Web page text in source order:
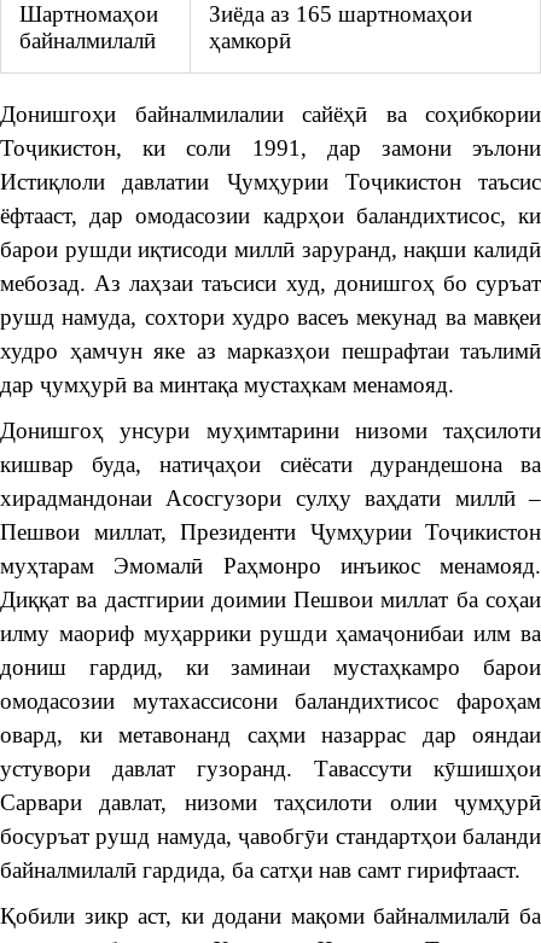
Шартномаҳои
байналмилалӣ
Зиёда аз 165 шартномаҳои
ҳамкорӣ
Донишгоҳи байналмилалии сайёҳӣ ва соҳибкории
Тоҷикистон, ки соли 1991, дар замони эълони
Истиқлоли давлатии Ҷумҳурии Тоҷикистон таъсис
ёфтааст, дар омодасозии кадрҳои баландихтисос, ки
барои рушди иқтисоди миллӣ заруранд, нақши калидӣ
мебозад. Аз лаҳзаи таъсиси худ, донишгоҳ бо суръат
рушд намуда, сохтори худро васеъ мекунад ва мавқеи
худро ҳамчун яке аз марказҳои пешрафтаи таълимӣ
дар ҷумҳурӣ ва минтақа мустаҳкам менамояд.
Донишгоҳ унсури муҳимтарини низоми таҳсилоти
кишвар буда, натиҷаҳои сиёсати дурандешона ва
хирадмандонаи Асосгузори сулҳу ваҳдати миллӣ –
Пешвои миллат, Президенти Ҷумҳурии Тоҷикистон
муҳтарам Эмомалӣ Раҳмонро инъикос менамояд.
Диққат ва дастгирии доимии Пешвои миллат ба соҳаи
илму маориф муҳаррики рушди ҳамаҷонибаи илм ва
дониш гардид, ки заминаи мустаҳкамро барои
омодасозии мутахассисони баландихтисос фароҳам
овард, ки метавонанд саҳми назаррас дар ояндаи
устувори давлат гузоранд. Тавассути кӯшишҳои
Сарвари давлат, низоми таҳсилоти олии ҷумҳурӣ
босуръат рушд намуда, ҷавобгӯи стандартҳои баланди
байналмилалӣ гардида, ба сатҳи нав самт гирифтааст.
Қобили зикр аст, ки додани мақоми байналмилалӣ ба